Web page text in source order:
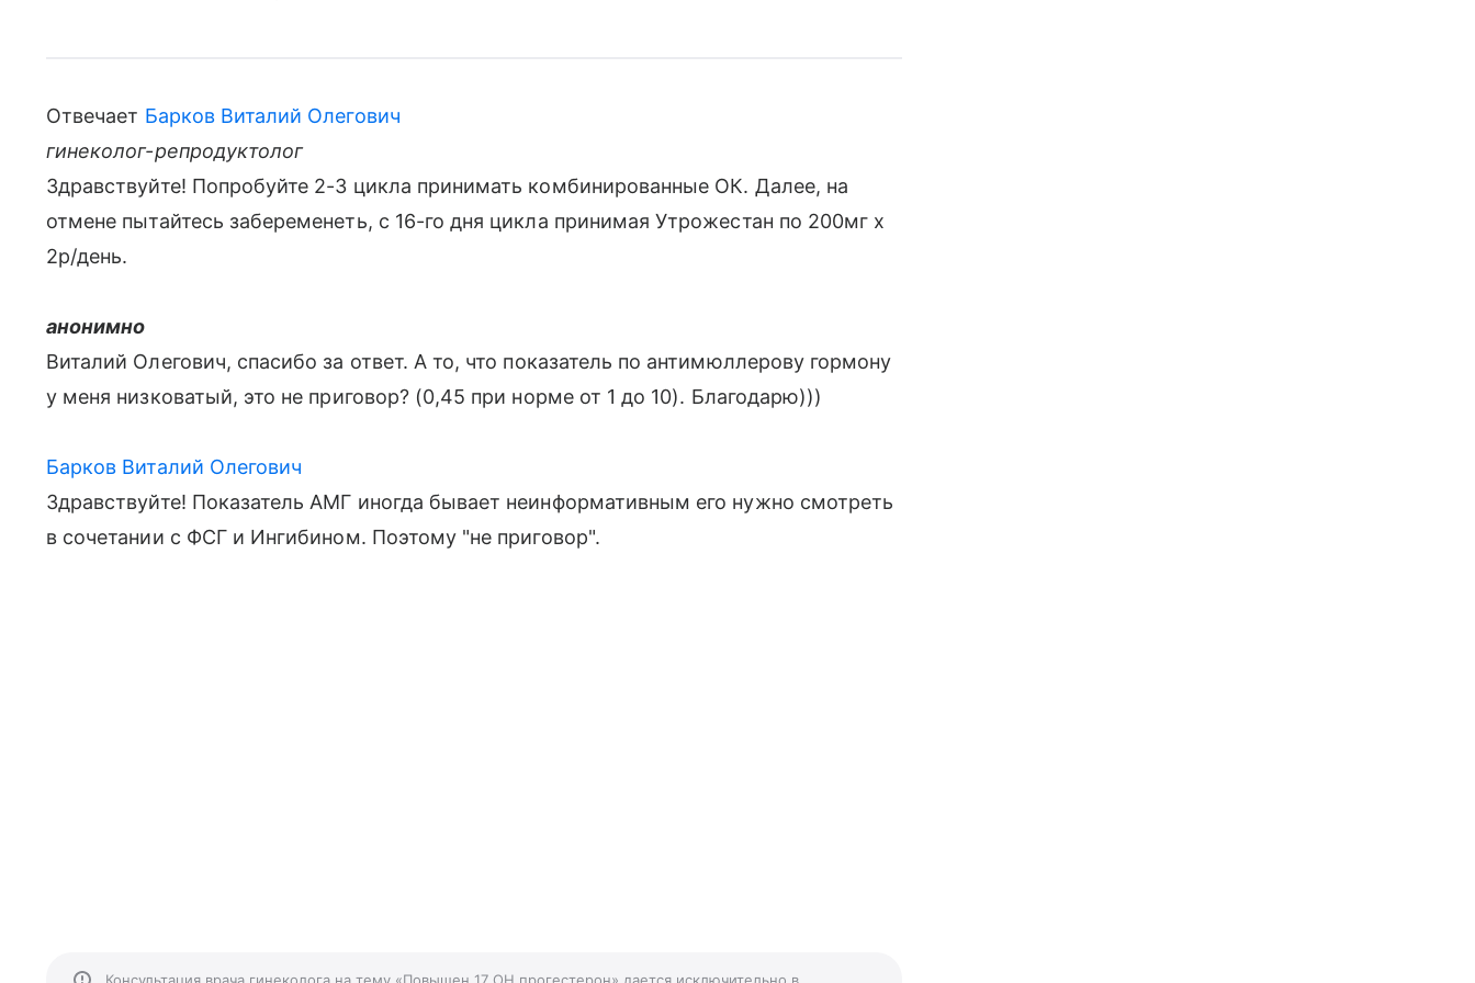
Отвечает Барков Виталий Олегович
гинеколог-репродуктолог
Здравствуйте! Попробуйте 2-3 цикла принимать комбинированные ОК. Далее, на
отмене пытайтесь забеременеть, с 16-го дня цикла принимая Утрожестан по 200мг х
2р/день.
анонимно
Виталий Олегович, спасибо за ответ. А то, что показатель по антимюллерову гормону
у меня низковатый, это не приговор? (0,45 при норме от 1 до 10). Благодарю)))
Барков Виталий Олегович
Здравствуйте! Показатель АМГ иногда бывает неинформативным его нужно смотреть
в сочетании с ФСГ и Ингибином. Поэтому "не приговор".